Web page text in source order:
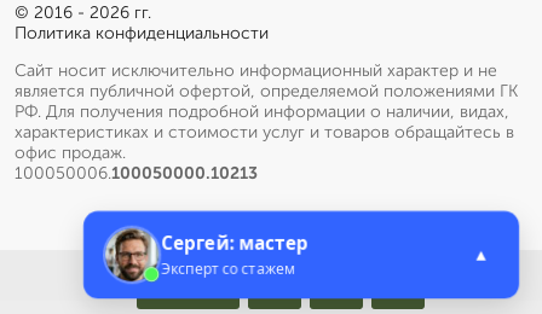
© 2016 - 2026 гг.
Политика конфиденциальности
Сайт носит исключительно информационный характер и не
является публичной офертой, определяемой положениями ГК
РФ. Для получения подробной информации о наличии, видах,
характеристиках и стоимости услуг и товаров обращайтесь в
офис продаж.
100050006.100050000.10213
Сергей: мастер
Эксперт со стажем
▲